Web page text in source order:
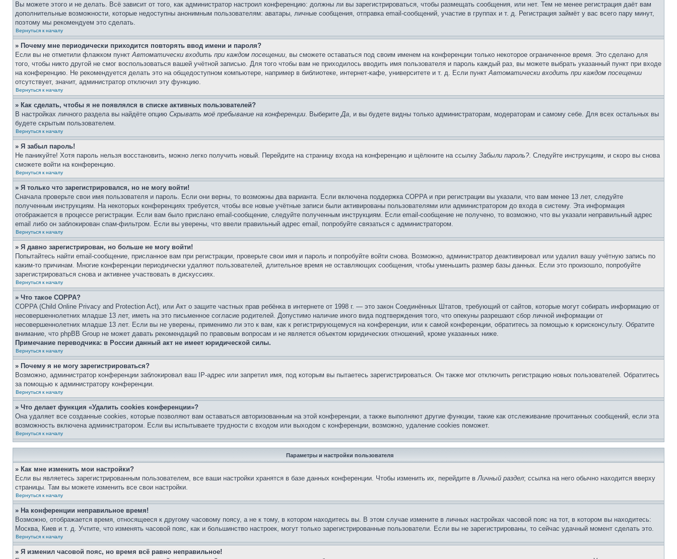
Вы можете этого и не делать. Всё зависит от того, как администратор настроил конференцию: должны ли вы зарегистрироваться, чтобы размещать сообщения, или нет. Тем не менее регистрация даёт вам
дополнительные возможности, которые недоступны анонимным пользователям: аватары, личные сообщения, отправка email-сообщений, участие в группах и т. д. Регистрация займёт у вас всего пару минут,
поэтому мы рекомендуем это сделать.
Вернуться к началу
» Почему мне периодически приходится повторять ввод имени и пароля?
Если вы не отметили флажком пунктАвтоматически входить при каждом посещении, вы сможете оставаться под своим именем на конференции только некоторое ограниченное время. Это сделано для
того, чтобы никто другой не смог воспользоваться вашей учётной записью. Для того чтобы вам не приходилось вводить имя пользователя и пароль каждый раз, вы можете выбрать указанный пункт при входе
на конференцию. Не рекомендуется делать это на общедоступном компьютере, например в библиотеке, интернет-кафе, университете и т. д. Если пунктАвтоматически входить при каждом посещении
отсутствует, значит, администратор отключил эту функцию.
Вернуться к началу
» Как сделать, чтобы я не появлялся в списке активных пользователей?
В настройках личного раздела вы найдёте опцию Скрывать моё пребывание на конференции. ВыберитеДа, и вы будете видны только администраторам, модераторам и самому себе. Для всех остальных вы
будете скрытым пользователем.
Вернуться к началу
» Я забыл пароль!
Не паникуйте! Хотя пароль нельзя восстановить, можно легко получить новый. Перейдите на страницу входа на конференцию и щёлкните на ссылку Забыли пароль?. Следуйте инструкциям, и скоро вы снова
сможете войти на конференцию.
Вернуться к началу
» Я только что зарегистрировался, но не могу войти!
Сначала проверьте свои имя пользователя и пароль. Если они верны, то возможны два варианта. Если включена поддержка COPPA и при регистрации вы указали, что вам менее 13 лет, следуйте
полученным инструкциям. На некоторых конференциях требуется, чтобы все новые учётные записи были активированы пользователями или администратором до входа в систему. Эта информация
отображается в процессе регистрации. Если вам было прислано email-сообщение, следуйте полученным инструкциям. Если email-сообщение не получено, то возможно, что вы указали неправильный адрес
email либо он заблокирован спам-фильтром. Если вы уверены, что ввели правильный адрес email, попробуйте связаться с администратором.
Вернуться к началу
» Я давно зарегистрирован, но больше не могу войти!
Попытайтесь найти email-сообщение, присланное вам при регистрации, проверьте свои имя и пароль и попробуйте войти снова. Возможно, администратор деактивировал или удалил вашу учётную запись по
каким-то причинам. Многие конференции периодически удаляют пользователей, длительное время не оставляющих сообщения, чтобы уменьшить размер базы данных. Если это произошло, попробуйте
зарегистрироваться снова и активнее участвовать в дискуссиях.
Вернуться к началу
» Что такое COPPA?
COPPA (Child Online Privacy and Protection Act), или Акт о защите частных прав ребёнка в интернете от 1998 г. — это закон Соединённых Штатов, требующий от сайтов, которые могут собирать информацию от
несовершеннолетних младше 13 лет, иметь на это письменное согласие родителей. Допустимо наличие иного вида подтверждения того, что опекуны разрешают сбор личной информации от
несовершеннолетних младше 13 лет. Если вы не уверены, применимо ли это к вам, как к регистрирующемуся на конференции, или к самой конференции, обратитесь за помощью к юрисконсульту. Обратите
внимание, что phpBB Group не может давать рекомендаций по правовым вопросам и не является объектом юридических отношений, кроме указанных ниже.
Примечание переводчика: в России данный акт не имеет юридической силы.
Вернуться к началу
» Почему я не могу зарегистрироваться?
Возможно, администратор конференции заблокировал ваш IP-адрес или запретил имя, под которым вы пытаетесь зарегистрироваться. Он также мог отключить регистрацию новых пользователей. Обратитесь
за помощью к администратору конференции.
Вернуться к началу
» Что делает функция «Удалить cookies конференции»?
Она удаляет все созданные cookies, которые позволяют вам оставаться авторизованным на этой конференции, а также выполняют другие функции, такие как отслеживание прочитанных сообщений, если эта
возможность включена администратором. Если вы испытываете трудности с входом или выходом с конференции, возможно, удаление cookies поможет.
Вернуться к началу
Параметры и настройки пользователя
» Как мне изменить мои настройки?
Если вы являетесь зарегистрированным пользователем, все ваши настройки хранятся в базе данных конференции. Чтобы изменить их, перейдите вЛичный раздел; ссылка на него обычно находится вверху
страницы. Там вы можете изменить все свои настройки.
Вернуться к началу
» На конференции неправильное время!
Возможно, отображается время, относящееся к другому часовому поясу, а не к тому, в котором находитесь вы. В этом случае измените в личных настройках часовой пояс на тот, в котором вы находитесь:
Москва, Киев и т. д. Учтите, что изменять часовой пояс, как и большинство настроек, могут только зарегистрированные пользователи. Если вы не зарегистрированы, то сейчас удачный момент сделать это.
Вернуться к началу
» Я изменил часовой пояс, но время всё равно неправильное!